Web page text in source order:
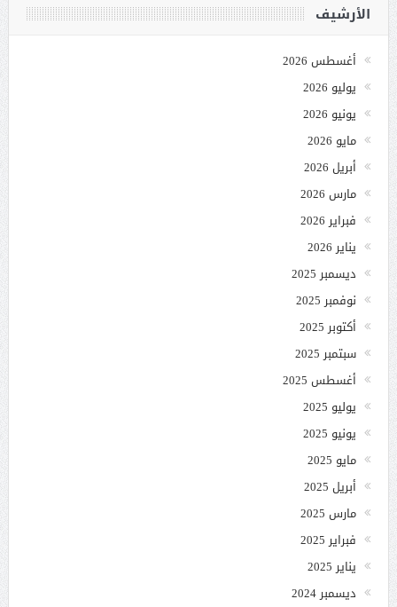
الأرشيف
أغسطس 2026
يوليو 2026
يونيو 2026
مايو 2026
أبريل 2026
مارس 2026
فبراير 2026
يناير 2026
ديسمبر 2025
نوفمبر 2025
أكتوبر 2025
سبتمبر 2025
أغسطس 2025
يوليو 2025
يونيو 2025
مايو 2025
أبريل 2025
مارس 2025
فبراير 2025
يناير 2025
ديسمبر 2024